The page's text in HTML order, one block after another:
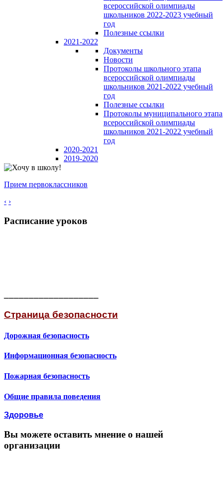
всероссийской олимпиады
школьников 2022-2023 учебный
год
Полезные ссылки
2021-2022
Документы
Новости
Протоколы школьного этапа
всероссийской олимпиады
школьников 2021-2022 учебный
год
Полезные ссылки
Протоколы муниципального этапа
всероссийской олимпиады
школьников 2021-2022 учебный
год
2020-2021
2019-2020
Прием первоклассников
‹ ›
Расписание уроков
Страница безопасности
Дорожная безопасность
Информационная безопасность
Пожарная безопасность
Общие правила поведения
Здоровье
Вы можете оставить мнение о нашей
организации